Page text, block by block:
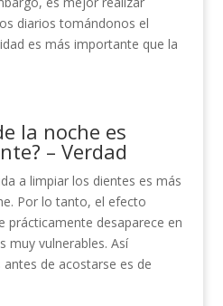
diarios tomándonos el
es más importante que la
la noche es
– Verdad
a limpiar los dientes es más
Por lo tanto, el efecto
prácticamente desaparece en
muy vulnerables. Así
de acostarse es de